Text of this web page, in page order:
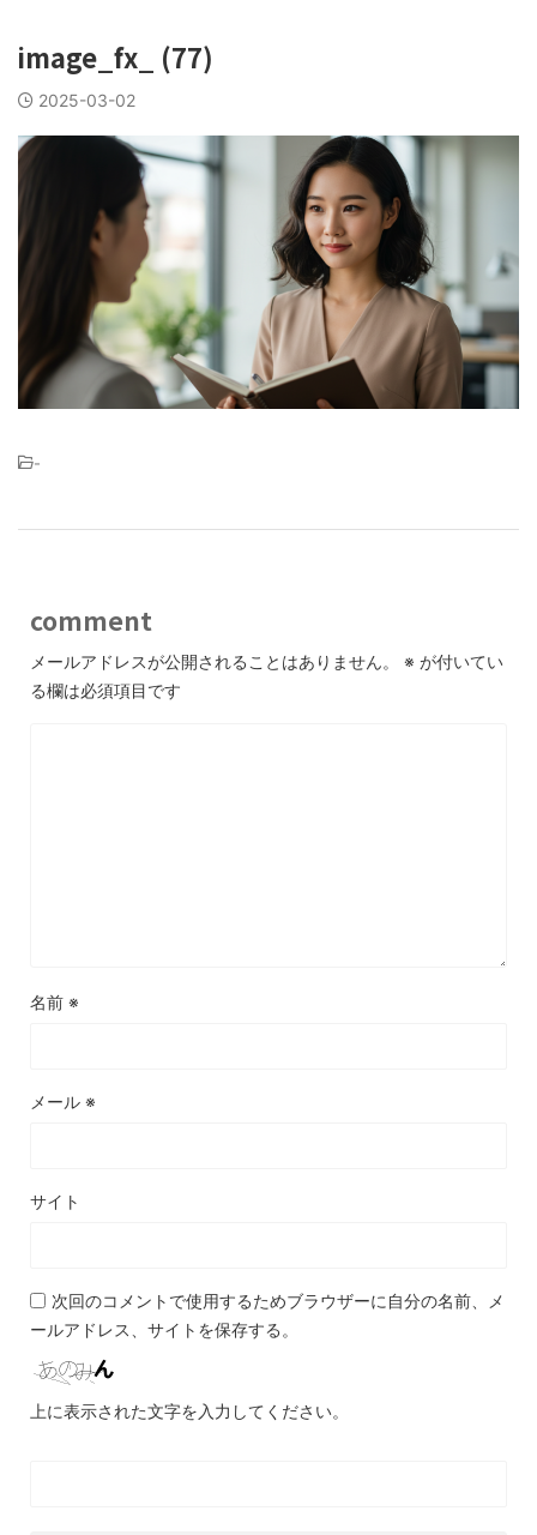
image_fx_ (77)
2025-03-02
-
comment
メールアドレスが公開されることはありません。 ※ が付いてい
る欄は必須項目です
名前 ※
メール ※
サイト
次回のコメントで使用するためブラウザーに自分の名前、メ
ールアドレス、サイトを保存する。
上に表示された文字を入力してください。